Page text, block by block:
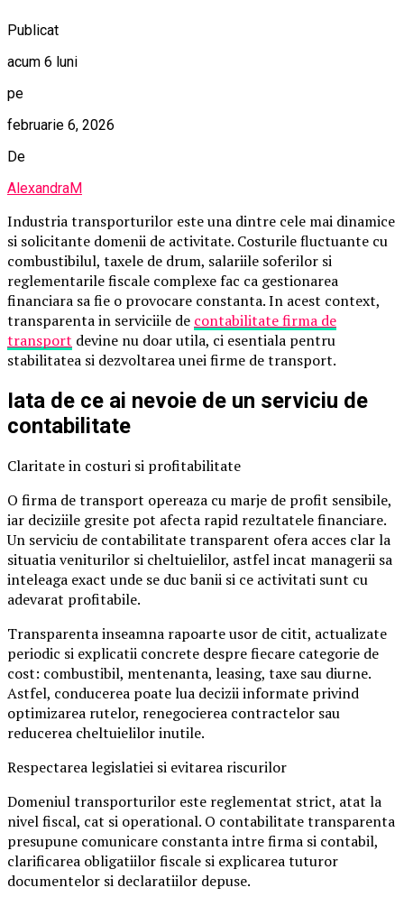
Publicat
acum 6 luni
pe
februarie 6, 2026
De
AlexandraM
Industria transporturilor este una dintre cele mai dinamice
si solicitante domenii de activitate. Costurile fluctuante cu
combustibilul, taxele de drum, salariile soferilor si
reglementarile fiscale complexe fac ca gestionarea
financiara sa fie o provocare constanta. In acest context,
transparenta in serviciile de contabilitate firma de
transport devine nu doar utila, ci esentiala pentru
stabilitatea si dezvoltarea unei firme de transport.
Iata de ce ai nevoie de un serviciu de
contabilitate
Claritate in costuri si profitabilitate
O firma de transport opereaza cu marje de profit sensibile,
iar deciziile gresite pot afecta rapid rezultatele financiare.
Un serviciu de contabilitate transparent ofera acces clar la
situatia veniturilor si cheltuielilor, astfel incat managerii sa
inteleaga exact unde se duc banii si ce activitati sunt cu
adevarat profitabile.
Transparenta inseamna rapoarte usor de citit, actualizate
periodic si explicatii concrete despre fiecare categorie de
cost: combustibil, mentenanta, leasing, taxe sau diurne.
Astfel, conducerea poate lua decizii informate privind
optimizarea rutelor, renegocierea contractelor sau
reducerea cheltuielilor inutile.
Respectarea legislatiei si evitarea riscurilor
Domeniul transporturilor este reglementat strict, atat la
nivel fiscal, cat si operational. O contabilitate transparenta
presupune comunicare constanta intre firma si contabil,
clarificarea obligatiilor fiscale si explicarea tuturor
documentelor si declaratiilor depuse.